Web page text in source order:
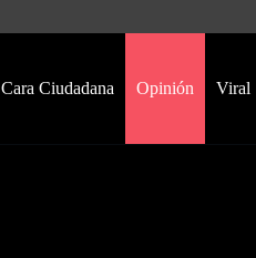
Cara Ciudadana Opinión Viral